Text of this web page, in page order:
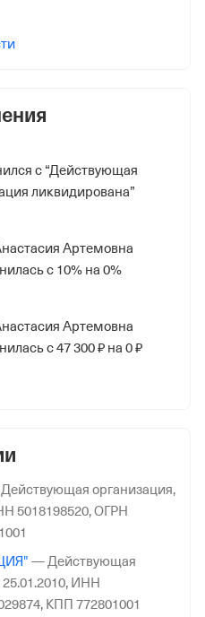
органа
и Социального
по гор. Москве и
органа
по гор. Москве и
с “Действующая
ликвидирована”
Артемовна
с 10% на 0%
Артемовна
с 47 300 ₽ на 0 ₽
Действующая организация,
5018198520,ОГРН
— Действующая
ИНН
КПП 772801001